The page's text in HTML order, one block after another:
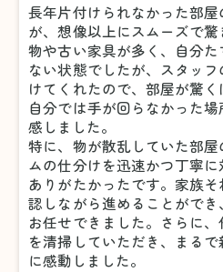
長年片付けられなかった部
が、想像以上にスムーズで
物や古い家具が多く、自分
ない状態でしたが、スタッ
けてくれたので、部屋が驚く
自分では手が回らなかった
感しました。
特に、物が散乱していた部
ムの仕分けを迅速かつ丁寧
ありがたかったです。家族
認しながら進めることがで
お任せできました。さらに
を清掃していただき、まる
に感動しました。